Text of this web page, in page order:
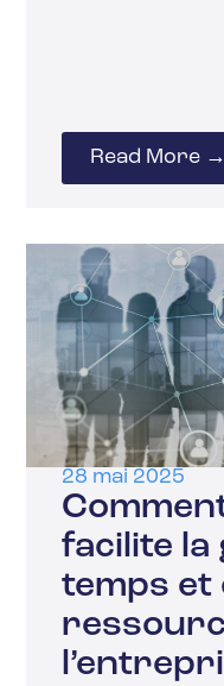
Read More →
28 mai 2025
facilite la
temps et